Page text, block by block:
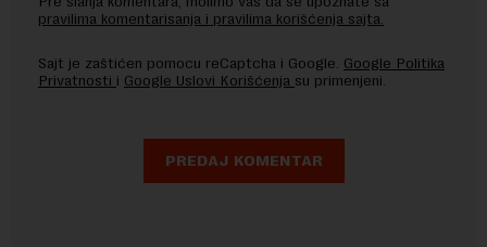
pravilima komentarisanja i pravilima korišćenja sajta.
Sajt je zaštićen pomocu reCaptcha i Google. Google Politika
Privatnosti i Google Uslovi Korišćenja su primenjeni.